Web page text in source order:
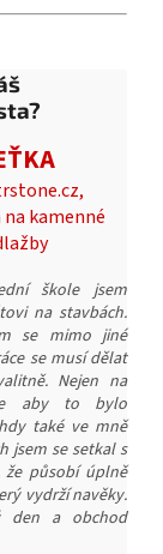
kamenné
škole jsem
na stavbách.
se mimo jiné
se musí dělat
Nejen na
aby to bylo
také ve mně
jsem se setkal s
působí úplně
vydrží navěky.
den a obchod